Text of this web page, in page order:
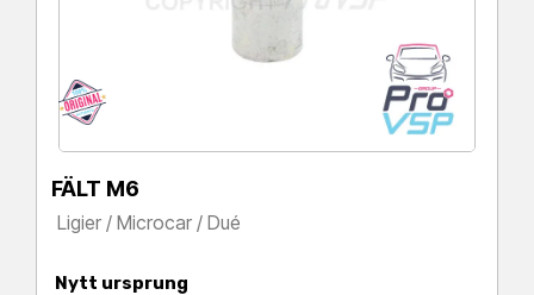
FÄLT M6
Ligier / Microcar / Dué
Nytt ursprung